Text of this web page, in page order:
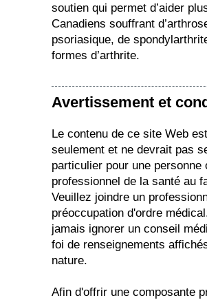
soutien qui permet d’aider
Canadiens souffrant
psoriasique, de
formes d’arthrite.
Avertissement et
Le contenu de ce site Web
seulement et ne devrait pas
particulier pour une
professionnel de la santé au
Veuillez joindre un
préoccupation d'ordre
jamais ignorer un conseil
foi de renseignements
nature.
Afin d'offrir une composante